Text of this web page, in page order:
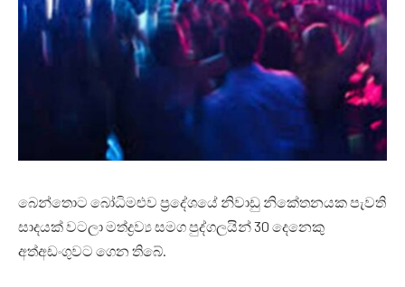
බෙන්තොට බෝධිමළුව ප්‍රදේශයේ නිවාඩු නිකේතනයක පැවති
සාදයක් වටලා මත්ද්‍රව්‍ය සමග පුද්ගලයින් 30 දෙනෙකු
අත්අඩංගුවට ගෙන තිබේ.